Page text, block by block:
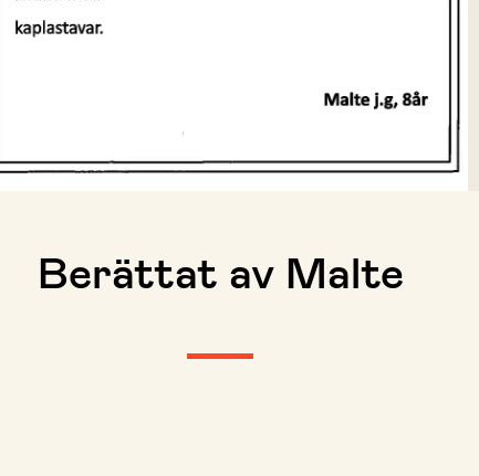
Berättat av Malte